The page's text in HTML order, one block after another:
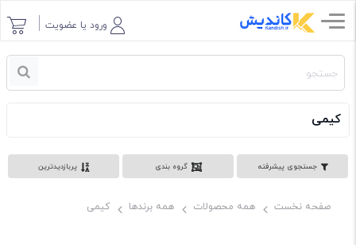
ورود یا عضویت
کیمی
جستجوی پیشرفته گروه بندی پربازدیدترین
صفحه نخست همه محصولات همه برندها کیمی